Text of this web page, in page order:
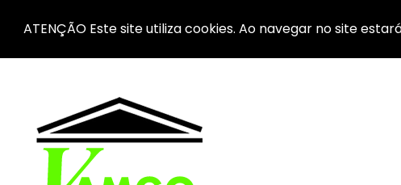
ATENÇÃO Este site utiliza cookies. Ao navegar no site